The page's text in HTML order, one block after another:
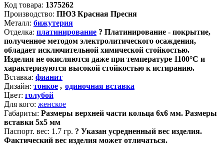
Код товара: 1375262
Производство: ПЮЗ Красная Пресня
Металл: бижутерия
Отделка: платинирование ? Платинирование - покрытие,
полученное методом электролитического осаждения,
обладает исключительной химической стойкостью.
Изделия не окисляются даже при температуре 1100°С и
характеризуются высокой стойкостью к истиранию.
Вставка: фианит
Дизайн: тонкое , одиночная вставка
Цвет: голубой
Для кого: женское
Габариты: Размеры верхней части кольца 6х6 мм. Размеры
вставки 5х5 мм
Паспорт. вес: 1.7 гр. ? Указан усредненный вес изделия.
Фактический вес изделия может отличаться.